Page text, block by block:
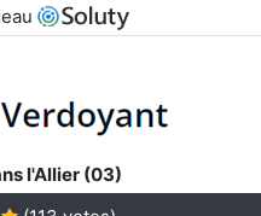
l'Allier (03)